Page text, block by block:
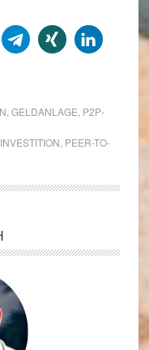
GELDANLAGE P2P-
INVESTITION PEER-TO-